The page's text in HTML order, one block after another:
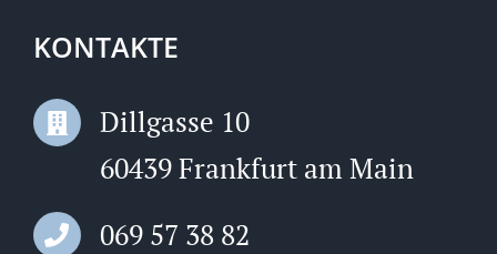
KONTAKTE
Dillgasse 10
60439 Frankfurt am Main
069 57 38 82